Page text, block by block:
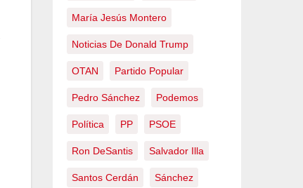
María Jesús Montero
Noticias De Donald Trump
OTAN Partido Popular
Pedro Sánchez Podemos
Política PP PSOE
Ron DeSantis Salvador Illa
Santos Cerdán Sánchez